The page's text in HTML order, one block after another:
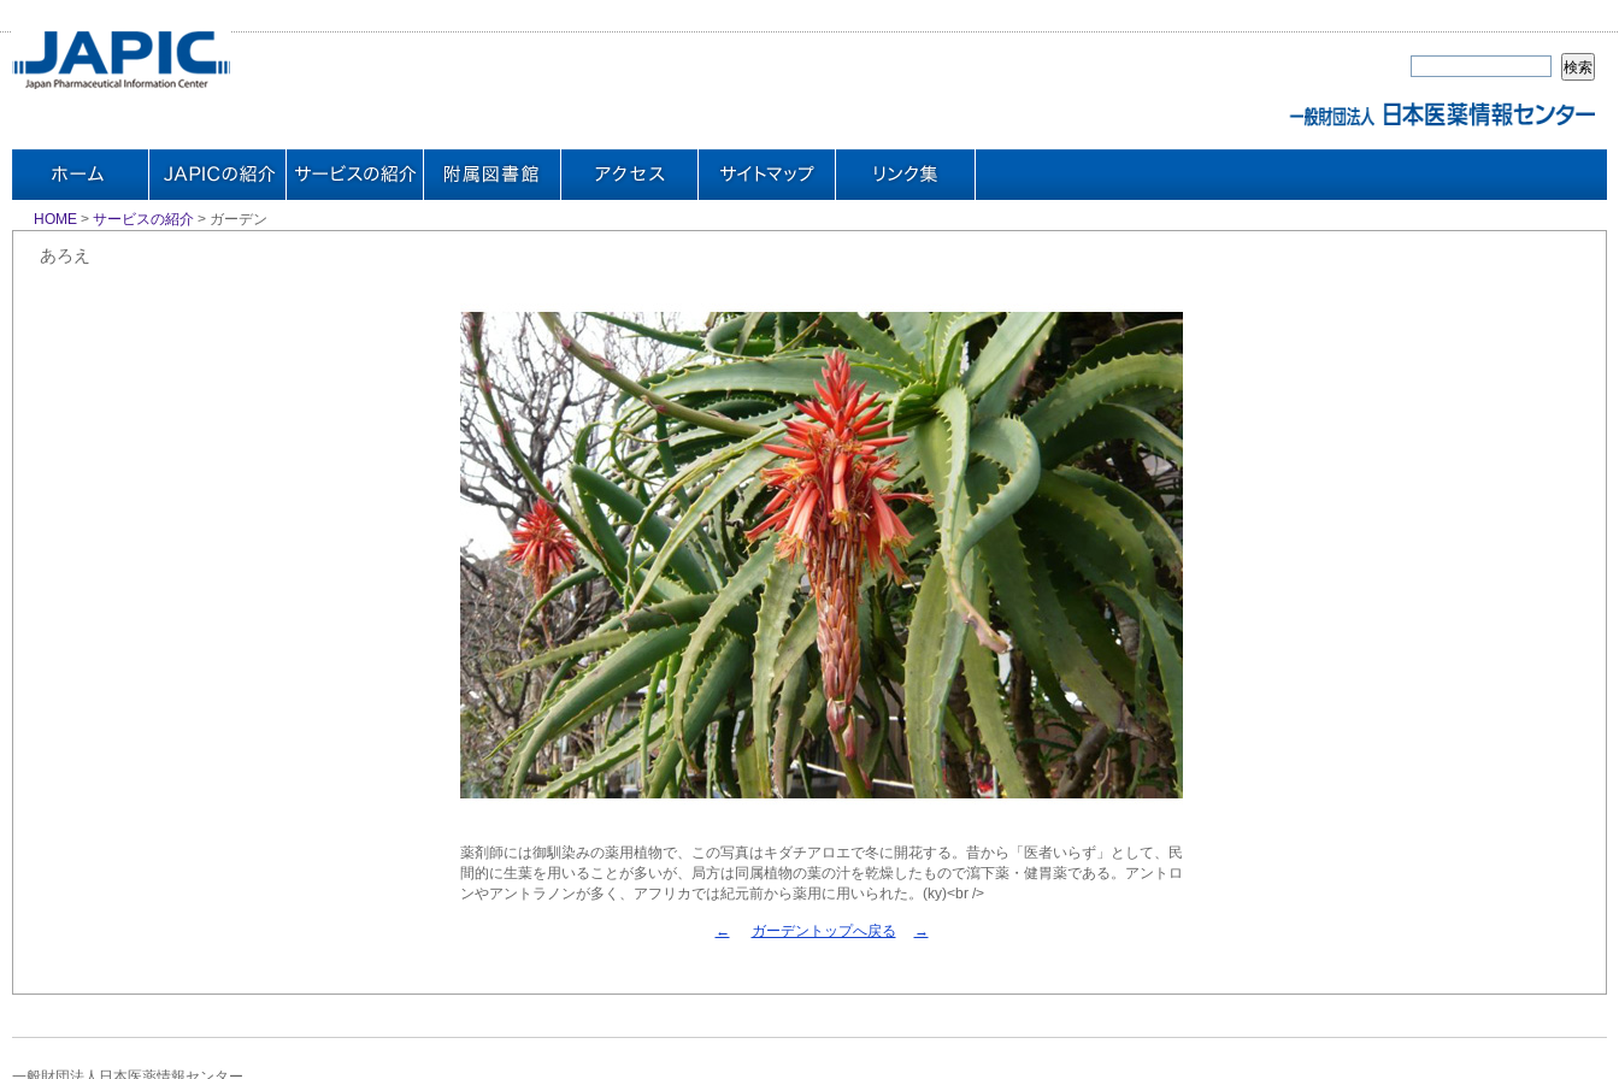
HOME > サービスの紹介 > ガーデン
あろえ
薬剤師には御馴染みの薬用植物で、この写真はキダチアロエで冬に開花する。昔から「医者いらず」として、民
間的に生葉を用いることが多いが、局方は同属植物の葉の汁を乾燥したもので瀉下薬・健胃薬である。アントロ
ンやアントラノンが多く、アフリカでは紀元前から薬用に用いられた。(ky)<br />
← ガーデントップへ戻る →